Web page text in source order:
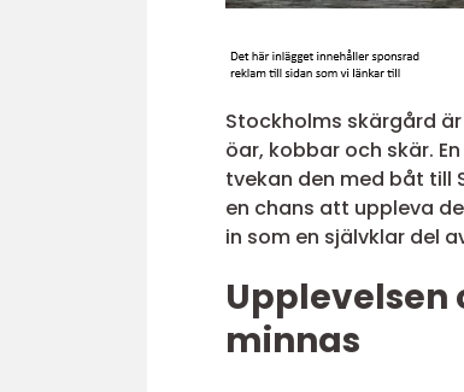
Stockholms skärgård
öar, kobbar och skär.
tvekan den med båt till
en chans att uppleva
in som en självklar del
Upplevelsen
minnas